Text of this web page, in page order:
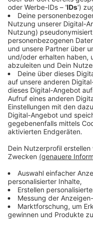
Aufstehen um 1
Anzeige
Für Benedikt beginnt
steht um 1 Uhr
Kontrollfahrt durch
von der Lage zu
wie viele Mitarbeiter
Fahrzeuge
drei Stunden alle
und gestreut sind.
Anzeige
"Bitte parkt